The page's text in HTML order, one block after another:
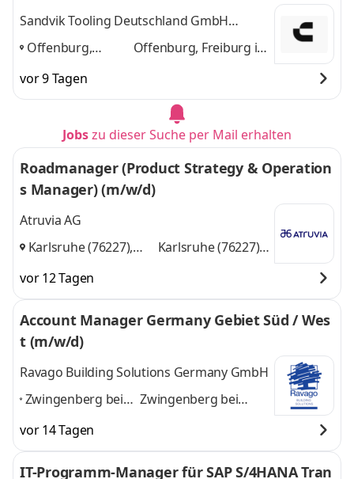
Sandvik Tooling Deutschland GmbH
Geschäftsbereich Coromant
Offenburg,
Breisgau,
Karlsruhe,
Offenburg, Freiburg im
vor 9 Tagen
Jobszu dieser Suche per Mail erhalten
Roadmanager (Product Strategy & Operation
s Manager) (m/w/d)
Atruvia AG
Karlsruhe (76227),
Karlsruhe (76227),
vor 12 Tagen
Account Manager Germany Gebiet Süd / Wes
t (m/w/d)
Ravago Building Solutions Germany GmbH
Zwingenberg bei
Heidelberg,
Stuttgart, Frankfurt
am Main,
Zwingenberg bei
Frankfurt am Main,
Mannheim, Karlsruhe
vor 14 Tagen
IT-Programm-Manager für SAP S/4HANA Tran